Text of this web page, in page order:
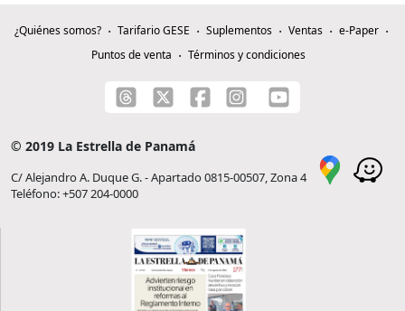
¿Quiénes somos? Tarifario GESE Suplementos Ventas
e-Paper
Puntos de venta
Términos y condiciones
© 2019 La Estrella de Panamá
C/ Alejandro A. Duque G. - Apartado 0815-00507, Zona 4
Teléfono: +507 204-0000